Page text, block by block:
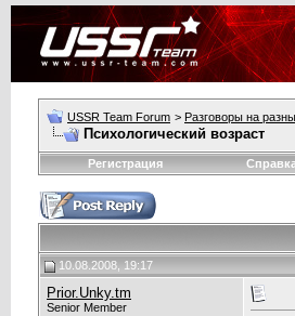
USSR Team Forum > Разговоры на
Психологический возраст
Регистрация
10.08.2008, 19:17
Prior.Unky.tm
Senior Member